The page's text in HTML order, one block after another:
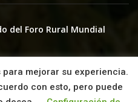
del Foro Rural Mundial
mejorar su experiencia.
con esto, pero puede